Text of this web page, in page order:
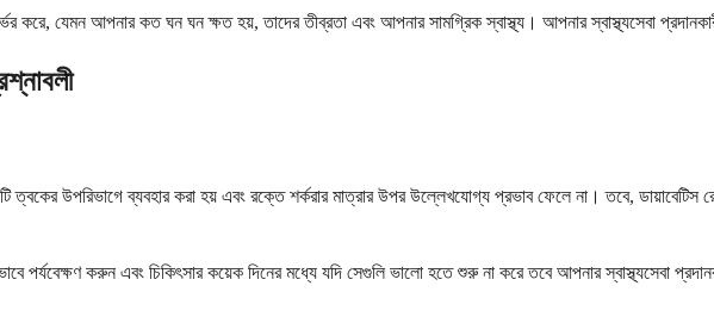
করে, যেমন আপনার কত ঘন ঘন ক্ষত হয়, তাদের তীব্রতা এবং আপনার সামগ্রিক স্বাস্থ্য। আপনার স্বাস্থ্যসেবা
ত্বকের উপরিভাগে ব্যবহার করা হয় এবং রক্তে শর্করার মাত্রার উপর উল্লেখযোগ্য প্রভাব ফেলে না। তবে,
পর্যবেক্ষণ করুন এবং চিকিৎসার কয়েক দিনের মধ্যে যদি সেগুলি ভালো হতে শুরু না করে তবে আপনার স্বাস্থ্যসেবা